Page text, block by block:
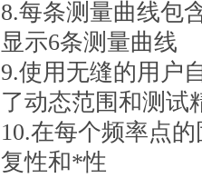
8.每条测量曲线包
显示6条测量曲线
9.使用无缝的用户
了动态范围和测试
10.在每个频率点
复性和*性